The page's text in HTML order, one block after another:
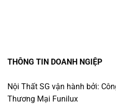
THÔNG TIN DOANH NGIỆP
Nội Thất SG vận hành bởi:
Thương Mại Funilux